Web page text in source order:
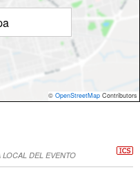
© OpenStreetMap Contributors
DEL EVENTO